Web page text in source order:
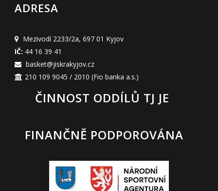
ADRESA
Mezivodí 2233/2a, 697 01 Kyjov
IČ: 44 16 39 41
basket@jiskrakyjov.cz
210 109 9045 / 2010 (Fio banka a.s.)
ČINNOST ODDÍLŮ TJ JE
FINANČNĚ PODPOROVÁNA